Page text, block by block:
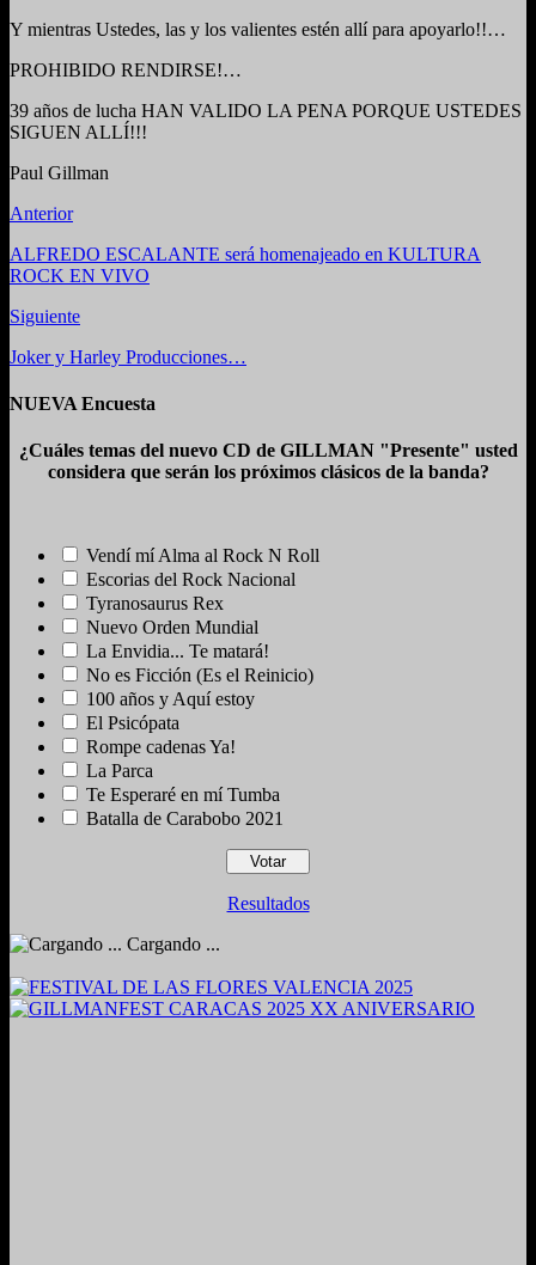
Y mientras Ustedes, las y los valientes estén allí para apoyarlo!!…
PROHIBIDO RENDIRSE!…
39 años de lucha HAN VALIDO LA PENA PORQUE USTEDES
SIGUEN ALLÍ!!!
Paul Gillman
Anterior
ALFREDO ESCALANTE será homenajeado en KULTURA
ROCK EN VIVO
Siguiente
Joker y Harley Producciones…
NUEVA Encuesta
¿Cuáles temas del nuevo CD de GILLMAN "Presente" usted
considera que serán los próximos clásicos de la banda?
Vendí mí Alma al Rock N Roll
Escorias del Rock Nacional
Tyranosaurus Rex
Nuevo Orden Mundial
La Envidia... Te matará!
No es Ficción (Es el Reinicio)
100 años y Aquí estoy
El Psicópata
Rompe cadenas Ya!
La Parca
Te Esperaré en mí Tumba
Batalla de Carabobo 2021
Resultados
Cargando ...